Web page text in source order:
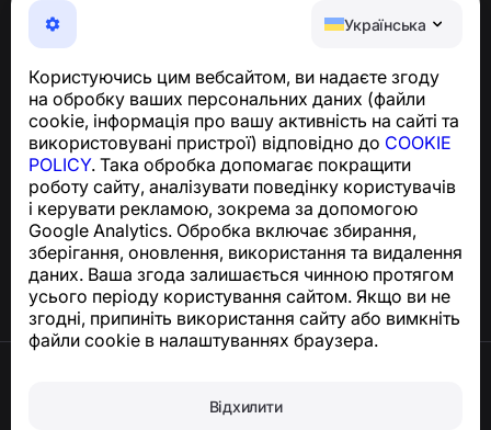
Українська
Користуючись цим вебсайтом, ви надаєте згоду
на обробку ваших персональних даних (файли
cookie, інформація про вашу активність на сайті та
використовувані пристрої) відповідно до COOKIE
POLICY. Така обробка допомагає покращити
роботу сайту, аналізувати поведінку користувачів
і керувати рекламою, зокрема за допомогою
Google Analytics. Обробка включає збирання,
зберігання, оновлення, використання та видалення
даних. Ваша згода залишається чинною протягом
усього періоду користування сайтом. Якщо ви не
згодні, припиніть використання сайту або вимкніть
файли cookie в налаштуваннях браузера.
Відхилити
NumBuster © 2013—2026 ·
support@numbuster.com
Зручний додаток, що захищає вас від телефонного
З питань відповідності GDPR:
support@numbuster.com
Центр допомоги
Новини та статті
Про проєкт
Контакти
Політика щодо файлів cookie